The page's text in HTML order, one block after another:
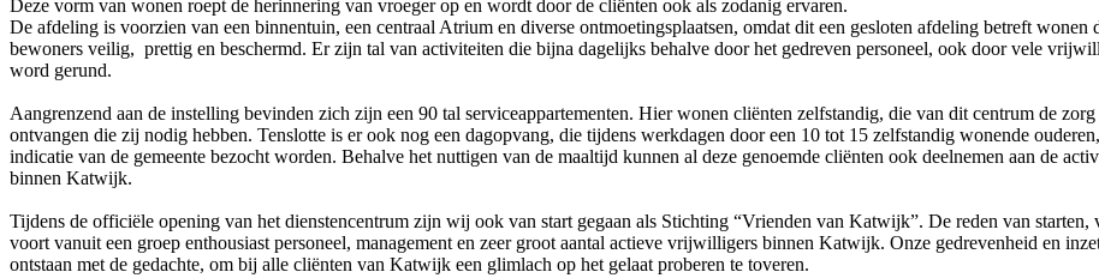
Deze vorm van wonen roept de herinnering van vroeger op en wordt door de cliënten ook als zodanig ervaren.
De afdeling is voorzien van een binnentuin, een centraal Atrium en diverse ontmoetingsplaatsen, omdat dit een gesloten afdeling betreft wonen
bewoners veilig, prettig en beschermd. Er zijn tal van activiteiten die bijna dagelijks behalve door het gedreven personeel, ook door vele
word gerund.
Aangrenzend aan de instelling bevinden zich zijn een 90 tal serviceappartementen. Hier wonen cliënten zelfstandig, die van dit centrum de zorg
ontvangen die zij nodig hebben. Tenslotte is er ook nog een dagopvang, die tijdens werkdagen door een 10 tot 15 zelfstandig wonende
indicatie van de gemeente bezocht worden. Behalve het nuttigen van de maaltijd kunnen al deze genoemde cliënten ook deelnemen aan de
binnen Katwijk.
Tijdens de officiële opening van het dienstencentrum zijn wij ook van start gegaan als Stichting “Vrienden van Katwijk”. De reden van starten,
voort vanuit een groep enthousiast personeel, management en zeer groot aantal actieve vrijwilligers binnen Katwijk. Onze gedrevenheid en
ontstaan met de gedachte, om bij alle cliënten van Katwijk een glimlach op het gelaat proberen te toveren.